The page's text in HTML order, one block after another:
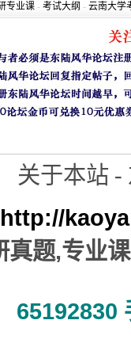
专业课 - 考试大纲 - 云南大学
关于本站 -
http://
真题,专业
65192830